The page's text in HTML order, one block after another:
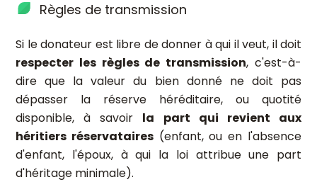
Règles de transmission
Si le donateur est libre de donner à qui il veut, il doit
respecter les règles de transmission, c'est-à-
dire que la valeur du bien donné ne doit pas
dépasser la réserve héréditaire, ou quotité
disponible, à savoir la part qui revient aux
héritiers réservataires(enfant, ou en l'absence
d'enfant, l'époux, à qui la loi attribue une part
d'héritage minimale).